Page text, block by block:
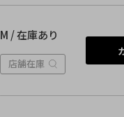
M / 在庫あり
店舗在庫